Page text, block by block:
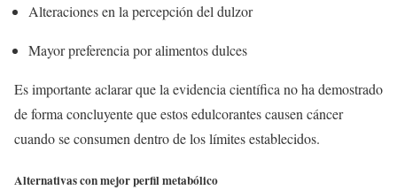
Alteraciones en la percepción del dulzor
Mayor preferencia por alimentos dulces
Es importante aclarar que la evidencia científica no ha demostrado
de forma concluyente que estos edulcorantes causen cáncer
cuando se consumen dentro de los límites establecidos.
Alternativas con mejor perfil metabólico